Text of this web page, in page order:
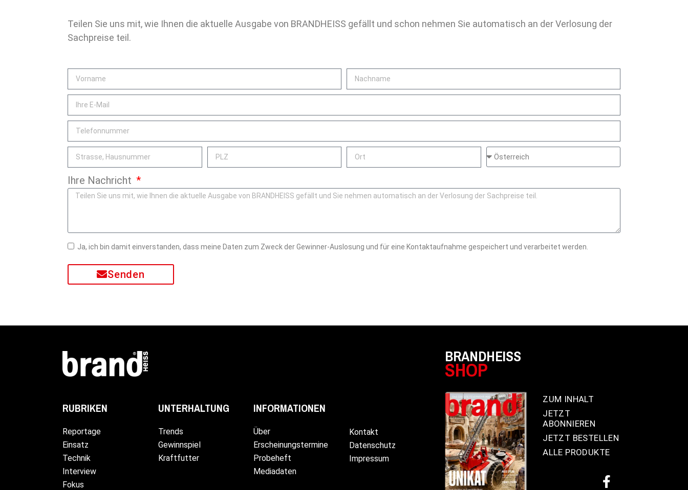
Teilen Sie uns mit, wie Ihnen die aktuelle Ausgabe von BRANDHEISS gefällt und schon nehmen Sie automatisch an der Verlosung der
Sachpreise teil.
Ihre Nachricht
Ja, ich bin damit einverstanden, dass meine Daten zum Zweck der Gewinner-Auslosung und für eine Kontaktaufnahme gespeichert und verarbeitet werden.
Senden
RUBRIKEN
Reportage
Einsatz
Technik
Interview
Fokus
UNTERHALTUNG
Trends
Gewinnspiel
Kraftfutter
INFORMATIONEN
Über
Erscheinungstermine
Probeheft
Mediadaten
Kontakt
Datenschutz
Impressum
BRANDHEISS
SHOP
ZUM INHALT
JETZT
ABONNIEREN
JETZT BESTELLEN
ALLE PRODUKTE